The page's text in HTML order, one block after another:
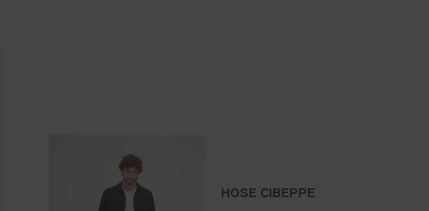
HOSE CIBEPPE